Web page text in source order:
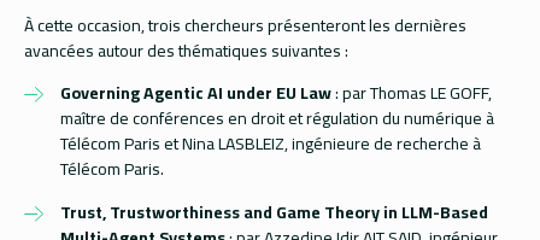
À cette occasion, trois chercheurs présenteront les dernières
avancées autour des thématiques suivantes :
Governing Agentic AI under EU Law: parThomas LE GOFF,
maître de conférences en droit et régulation du numérique à
Télécom Paris et Nina LASBLEIZ, ingénieure de recherche à
Télécom Paris.
Trust, Trustworthiness and Game Theory in LLM-Based